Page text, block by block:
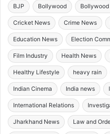
BJP Bollywood
Cricket News Crime News
Education News Election
Film Industry Health News
Healthy Lifestyle heavy rain
Indian Cinema India news
International Relations
Jharkhand News Law and